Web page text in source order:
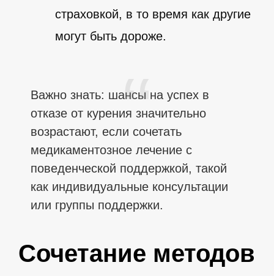
страховкой, в то время как другие
могут быть дороже.
Важно знать: шансы на успех в
отказе от курения значительно
возрастают, если сочетать
медикаментозное лечение с
поведенческой поддержкой, такой
как индивидуальные консультации
или группы поддержки.
Сочетание методов